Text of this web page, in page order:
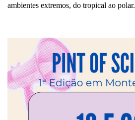
ambientes extremos, do tropical ao polar.